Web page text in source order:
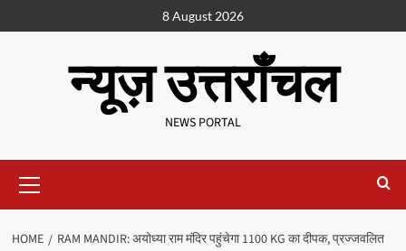
8 August 2026
न्यूज़ उत्तराँचल
NEWS PORTAL
HOME
RAM MANDIR: अयोध्या राम मंदिर पहुंचेगा 1100 KG का दीपक, प्रज्जवलित